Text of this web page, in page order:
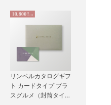
リンベルカタログギフ
ト カードタイプ プラ
スグルメ（封筒タイ